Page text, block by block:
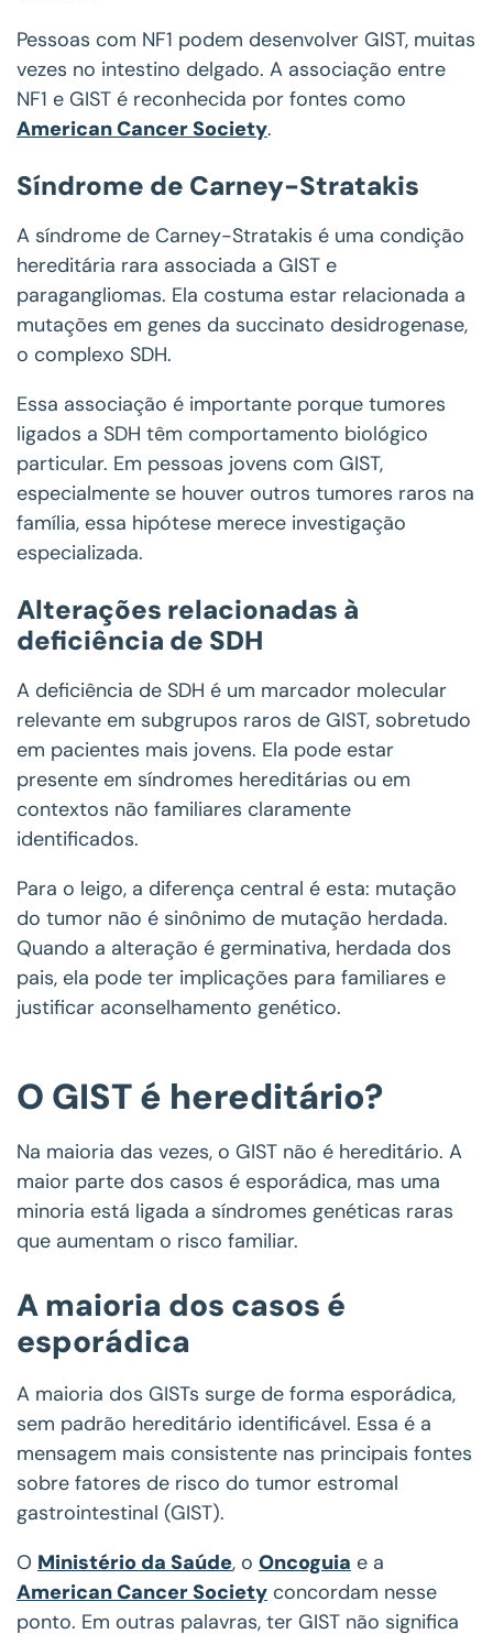
Pessoas com NF1 podem desenvolver GIST, muitas
vezes no intestino delgado. A associação entre
NF1 e GIST é reconhecida por fontes como
American Cancer Society.
Síndrome de Carney-Stratakis
A síndrome de Carney-Stratakis é uma condição
hereditária rara associada a GIST e
paragangliomas. Ela costuma estar relacionada a
mutações em genes da succinato desidrogenase,
o complexo SDH.
Essa associação é importante porque tumores
ligados a SDH têm comportamento biológico
particular. Em pessoas jovens com GIST,
especialmente se houver outros tumores raros na
família, essa hipótese merece investigação
especializada.
Alterações relacionadas à
deficiência de SDH
A deficiência de SDH é um marcador molecular
relevante em subgrupos raros de GIST, sobretudo
em pacientes mais jovens. Ela pode estar
presente em síndromes hereditárias ou em
contextos não familiares claramente
identificados.
Para o leigo, a diferença central é esta: mutação
do tumor não é sinônimo de mutação herdada.
Quando a alteração é germinativa, herdada dos
pais, ela pode ter implicações para familiares e
justificar aconselhamento genético.
O GIST é hereditário?
Na maioria das vezes, o GIST não é hereditário. A
maior parte dos casos é esporádica, mas uma
minoria está ligada a síndromes genéticas raras
que aumentam o risco familiar.
A maioria dos casos é
esporádica
A maioria dos GISTs surge de forma esporádica,
sem padrão hereditário identificável. Essa é a
mensagem mais consistente nas principais fontes
sobre fatores de risco do tumor estromal
gastrointestinal (GIST).
O Ministério da Saúde, o Oncoguia e a
American Cancer Society concordam nesse
ponto. Em outras palavras, ter GIST não significa